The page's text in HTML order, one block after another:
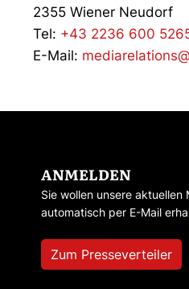
2355 Wiener Neudorf
Tel: +43 2236 600
E-Mail:
ANMELDEN
Sie wollen unsere aktuellen
automatisch per E-Mail
Zum Presseverteiler